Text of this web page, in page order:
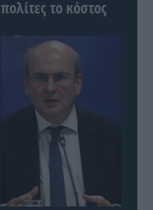
πολίτες το κόστος